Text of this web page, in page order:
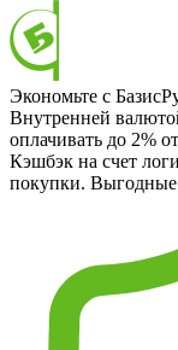
Экономьте с
Внутренней
оплачивать до 2%
Кэшбэк на счет
покупки. Выгодные